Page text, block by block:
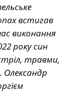
встигав
виконання
року син
травми,